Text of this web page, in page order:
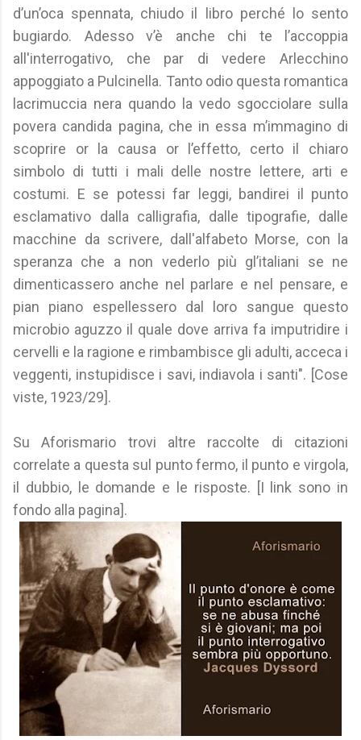
d’un’oca spennata, chiudo il libro perché lo sento
bugiardo. Adesso v’è anche chi te l’accoppia
all'interrogativo, che par di vedere Arlecchino
appoggiato a Pulcinella. Tanto odio questa romantica
lacrimuccia nera quando la vedo sgocciolare sulla
povera candida pagina, che in essa m’immagino di
scoprire or la causa or l’effetto, certo il chiaro
simbolo di tutti i mali delle nostre lettere, arti e
costumi. E se potessi far leggi, bandirei il punto
esclamativo dalla calligrafia, dalle tipografie, dalle
macchine da scrivere, dall'alfabeto Morse, con la
speranza che a non vederlo più gl’italiani se ne
dimenticassero anche nel parlare e nel pensare, e
pian piano espellessero dal loro sangue questo
microbio aguzzo il quale dove arriva fa imputridire i
cervelli e la ragione e rimbambisce gli adulti, acceca i
veggenti, instupidisce i savi, indiavola i santi". [Cose
viste, 1923/29].
Su Aforismario trovi altre raccolte di citazioni
correlate a questa sul punto fermo, il punto e virgola,
il dubbio, le domande e le risposte. [I link sono in
fondo alla pagina].